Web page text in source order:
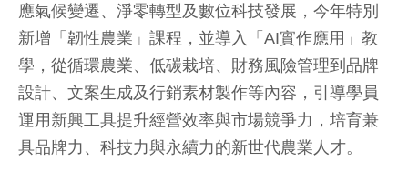
應氣候變遷、淨零轉型及數位科技發展，今年特別
新增「韌性農業」課程，並導入「AI實作應用」教
學，從循環農業、低碳栽培、財務風險管理到品牌
設計、文案生成及行銷素材製作等內容，引導學員
運用新興工具提升經營效率與市場競爭力，培育兼
具品牌力、科技力與永續力的新世代農業人才。